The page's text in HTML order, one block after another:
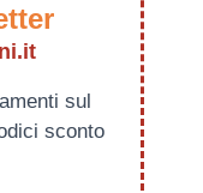
sul
sconto